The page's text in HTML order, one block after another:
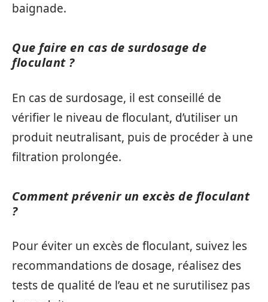
baignade.
Que faire en cas de surdosage de
floculant ?
En cas de surdosage, il est conseillé de
vérifier le niveau de floculant, d’utiliser un
produit neutralisant, puis de procéder à une
filtration prolongée.
Comment prévenir un excès de floculant
?
Pour éviter un excès de floculant, suivez les
recommandations de dosage, réalisez des
tests de qualité de l’eau et ne surutilisez pas